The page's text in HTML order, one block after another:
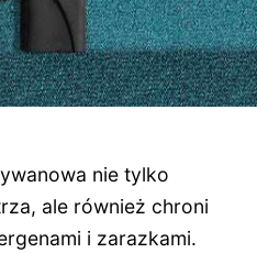
nie tylko
ale również chroni
i zarazkami.